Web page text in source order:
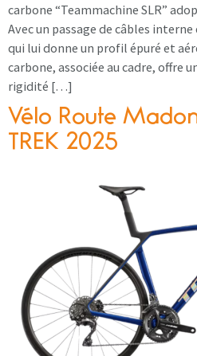
carbone “Teammachine SLR”
Avec un passage de câbles
qui lui donne un profil épuré et
carbone, associée au cadre, offre
rigidité […]
Vélo Route
TREK 2025